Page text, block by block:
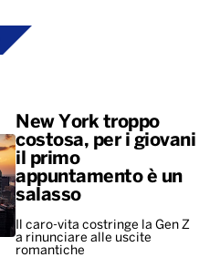
New York troppo
costosa, per i giovani
il primo
appuntamento è un
salasso
Il caro-vita costringe la Gen Z
a rinunciare alle uscite
romantiche